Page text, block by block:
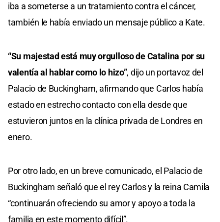
iba a someterse a un tratamiento contra el cáncer,
también le había enviado un mensaje público a Kate.
“Su majestad está muy orgulloso de Catalina por su
valentía al hablar como lo hizo”, dijo un portavoz del
Palacio de Buckingham, afirmando que Carlos había
estado en estrecho contacto con ella desde que
estuvieron juntos en la clínica privada de Londres en
enero.
Por otro lado, en un breve comunicado, el Palacio de
Buckingham señaló que el rey Carlos y la reina Camila
“continuarán ofreciendo su amor y apoyo a toda la
familia en este momento difícil”.